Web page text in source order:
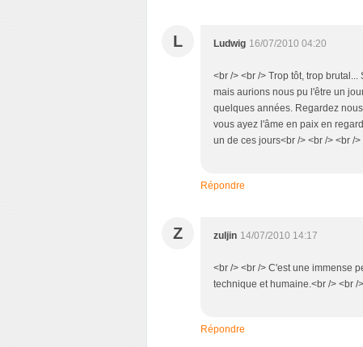
L Ludwig 16/07/2010 04:20
<br /> <br /> Trop tôt, trop
mais aurions nous pu l'être un
quelques années. Regardez
vous ayez l'âme en paix en
un de ces jours<br /> <br /> <br />
Répondre
Z zuljin 14/07/2010 14:17
<br /> <br /> C'est une immense
technique et humaine.<br /> <br /
Répondre